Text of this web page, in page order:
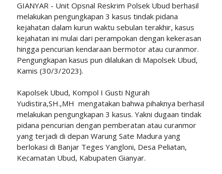
GIANYAR - Unit Opsnal Reskrim Polsek Ubud berhasil
melakukan pengungkapan 3 kasus tindak pidana
kejahatan dalam kurun waktu sebulan terakhir, kasus
kejahatan ini mulai dari perampokan dengan kekerasan
hingga pencurian kendaraan bermotor atau curanmor.
Pengungkapan kasus pun dilalukan di Mapolsek Ubud,
Kamis (30/3/2023).
Kapolsek Ubud, Kompol I Gusti Ngurah
Yudistira,SH.,MH mengatakan bahwa pihaknya berhasil
melakukan pengungkapan 3 kasus. Yakni dugaan tindak
pidana pencurian dengan pemberatan atau curanmor
yang terjadi di depan Warung Sate Madura yang
berlokasi di Banjar Teges Yangloni, Desa Peliatan,
Kecamatan Ubud, Kabupaten Gianyar.